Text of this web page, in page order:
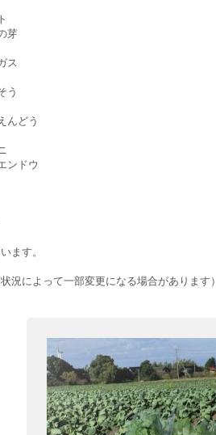
芽
ス
う
んどう
ンドウ
ます。
状況によって一部変更になる場合があります）